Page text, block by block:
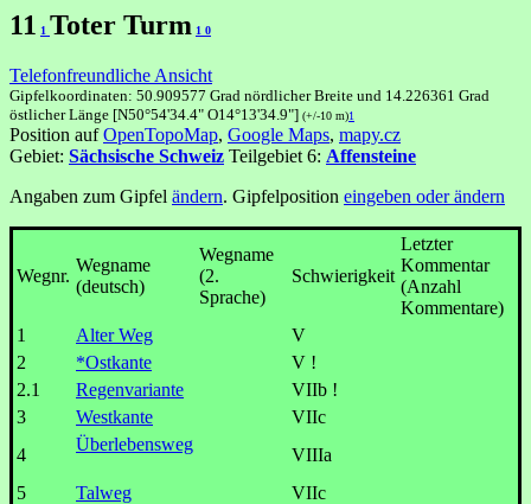
11 1 Toter Turm 1 0
Telefonfreundliche Ansicht
Gipfelkoordinaten: 50.909577 Grad nördlicher Breite und 14.226361 Grad
östlicher Länge [N50°54'34.4" O14°13'34.9"] (+/-10 m)1
Position aufOpenTopoMap, Google Maps, mapy.cz
Gebiet: Sächsische Schweiz Teilgebiet 6: Affensteine
Angaben zum Gipfel ändern. Gipfelposition eingeben oder ändern
Wegnr.
Wegname
(deutsch)
Wegname
(2.
Sprache)
Schwierigkeit
Letzter
Kommentar
(Anzahl
Kommentare)
1
Alter Weg
V
2
*Ostkante
V !
2.1
Regenvariante
VIIb !
3
Westkante
VIIc
4
Überlebensweg
VIIIa
5
Talweg
VIIc